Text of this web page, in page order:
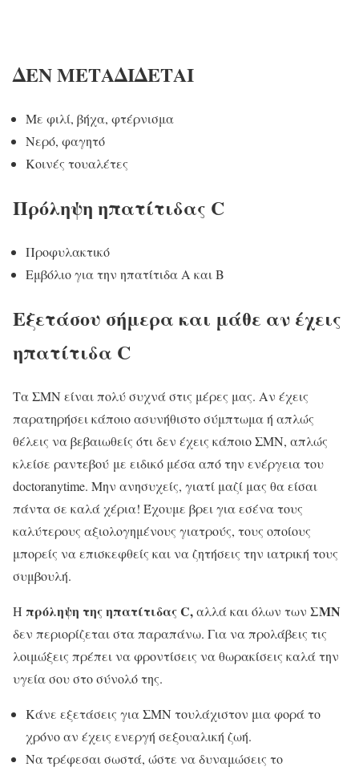
ΔΕΝ ΜΕΤΑΔΙΔΕΤΑΙ
Με φιλί, βήχα, φτέρνισμα
Νερό, φαγητό
Κοινές τουαλέτες
Πρόληψη ηπατίτιδας C
Προφυλακτικό
Εμβόλιο για την ηπατίτιδα Α και Β
Εξετάσου σήμερα και μάθε αν έχεις
ηπατίτιδα C
Τα ΣΜΝ είναι πολύ συχνά στις μέρες μας. Αν έχεις
παρατηρήσει κάποιο ασυνήθιστο σύμπτωμα ή απλώς
θέλεις να βεβαιωθείς ότι δεν έχεις κάποιο ΣΜΝ, απλώς
κλείσε ραντεβού με ειδικό μέσα από την ενέργεια του
doctoranytime. Μην ανησυχείς, γιατί μαζί μας θα είσαι
πάντα σε καλά χέρια! Έχουμε βρει για εσένα τους
καλύτερους αξιολογημένους γιατρούς, τους οποίους
μπορείς να επισκεφθείς και να ζητήσεις την ιατρική τους
συμβουλή.
Η πρόληψη της ηπατίτιδαςC,αλλά και όλων των ΣΜΝ
δεν περιορίζεται στα παραπάνω. Για να προλάβεις τις
λοιμώξεις πρέπει να φροντίσεις να θωρακίσεις καλά την
υγεία σου στο σύνολό της.
Κάνε εξετάσεις για ΣΜΝ τουλάχιστον μια φορά το
χρόνο αν έχεις ενεργή σεξουαλική ζωή.
Να τρέφεσαι σωστά, ώστε να δυναμώσεις το